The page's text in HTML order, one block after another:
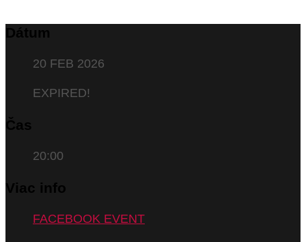
Dátum
20 FEB 2026
EXPIRED!
Čas
20:00
Viac info
FACEBOOK EVENT